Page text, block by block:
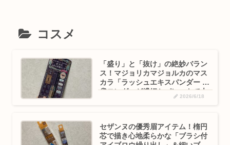
コスメ
「盛り」と「抜け」の絶妙バラン
ス！マジョリカマジョルカのマス
カラ「ラッシュエキスパンダー 孔
雀ロング」が繊細セパレートで大
2026/6/18
セザンヌの優秀眉アイテム！楕円
芯で描き心地柔らかな「ブラシ付